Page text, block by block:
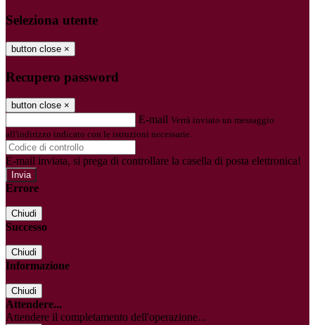
Seleziona utente
button close ×
Recupero password
button close ×
E-mail Verrà inviato un messaggio
all'indirizzo indicato con le istruzioni necessarie.
E-mail inviata, si prega di controllare la casella di posta elettronica!
Errore
Chiudi
Successo
Chiudi
Informazione
Chiudi
Attendere...
Attendere il completamento dell'operazione...